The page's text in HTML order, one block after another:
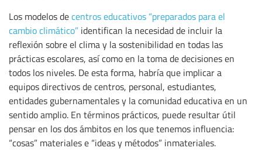
Los modelos decentros educativos “preparados para el
cambio climático” identifican la necesidad de incluir la
reflexión sobre el clima y la sostenibilidad en todas las
prácticas escolares, así como en la toma de decisiones en
todos los niveles. De esta forma, habría que implicar a
equipos directivos de centros, personal, estudiantes,
entidades gubernamentales y la comunidad educativa en un
sentido amplio. En términos prácticos, puede resultar útil
pensar en los dos ámbitos en los que tenemos influencia:
“cosas” materiales e “ideas y métodos” inmateriales.